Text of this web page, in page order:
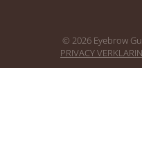
© 2026 Eyebrow
PRIVACY